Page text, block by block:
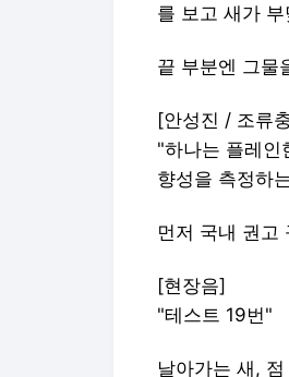
를 보고 새가
끝 부분엔 그물
[안성진 / 조류
"하나는 플레인
향성을 측정하
먼저 국내 권고
[현장음]
"테스트 19번"
날아가는 새,